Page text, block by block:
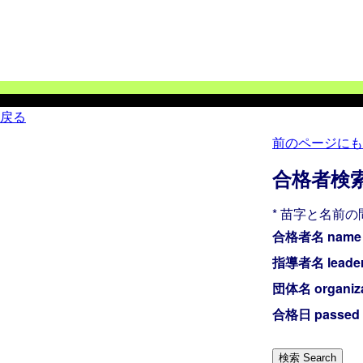
戻る
前のページに
合格者検
* 苗字と名前の
合格者名 name
指導者名
団体名
合格日